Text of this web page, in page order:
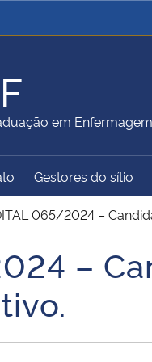
Justiça e
Ministério
Educação
Turismo
Ministério
Segurança
em Enfermagem
Gestores do sítio
065/2024 –
–